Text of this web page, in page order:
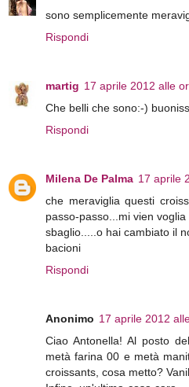
sono semplicemente
Rispondi
martig 17 aprile 2012 alle
Che belli che sono:-)
Rispondi
Milena De Palma 17 aprile
che meraviglia questi
passo-passo...mi vien voglia
sbaglio.....o hai cambiato il
bacioni
Rispondi
Anonimo 17 aprile 2012
Ciao Antonella! Al posto
metà farina 00 e metà
croissants, cosa metto?